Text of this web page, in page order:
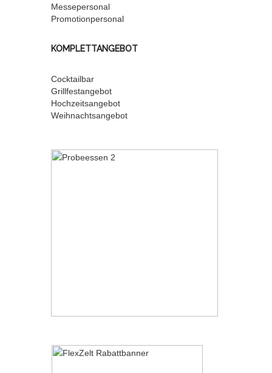
Messepersonal
Promotionpersonal
KOMPLETTANGEBOT
Cocktailbar
Grillfestangebot
Hochzeitsangebot
Weihnachtsangebot